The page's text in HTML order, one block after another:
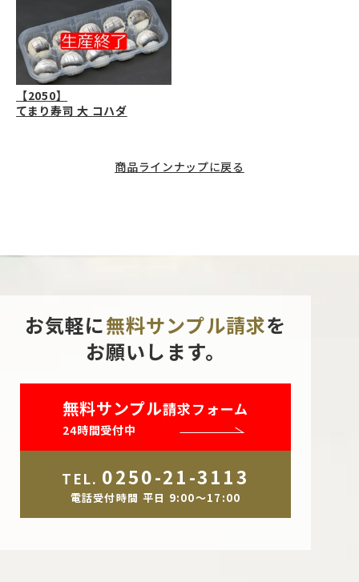
【2050】
てまり寿司 大 コハダ
商品ラインナップに戻る
お気軽に無料サンプル請求を
お願いします。
無料サンプル請求フォーム
24時間受付中
TEL. 0250-21-3113
電話受付時間 平日 9:00～17:00